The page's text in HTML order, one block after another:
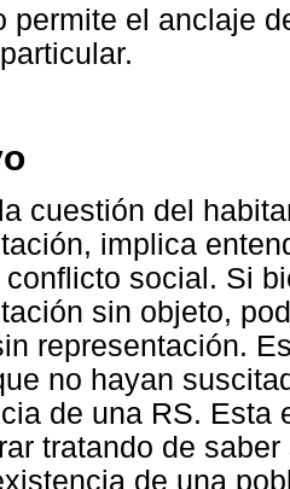
permite el anclaje
cuestión del
implica
conflicto social. Si
sin objeto,
representación.
no hayan
de una RS. Esta
tratando de
de una